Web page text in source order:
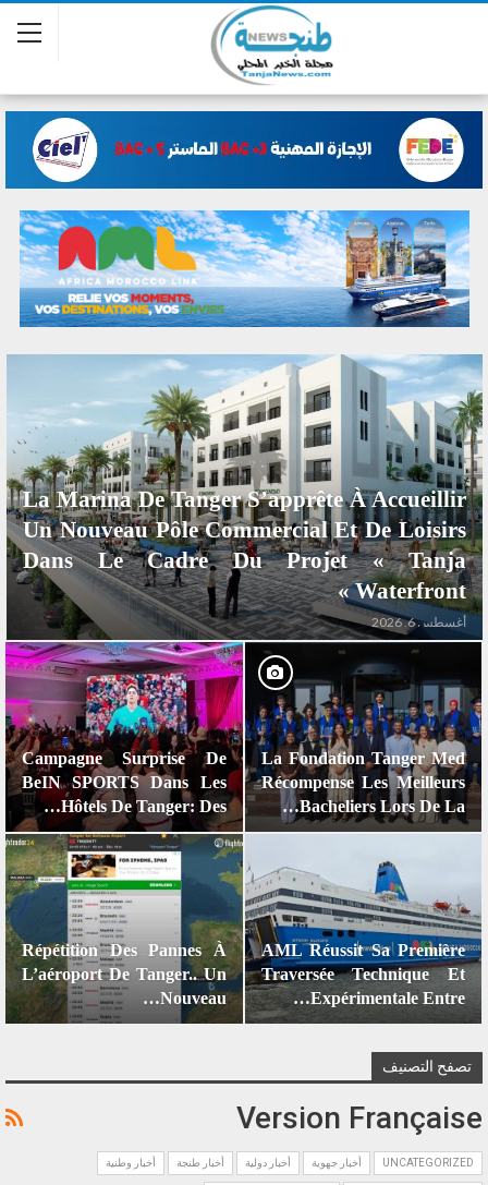
La Marina De Tanger S’apprête À Accueillir
Un Nouveau Pôle Commercial Et De Loisirs
Dans Le Cadre Du Projet « Tanja
Waterfront »
أغسطس 6, 2026
La Fondation Tanger Med
Récompense Les Meilleurs
Bacheliers Lors De La…
Campagne Surprise De
BeIN SPORTS Dans Les
Hôtels De Tanger: Des…
AML Réussit Sa Première
Traversée Technique Et
Expérimentale Entre…
Répétition Des Pannes À
L’aéroport De Tanger.. Un
Nouveau…
تصفح التصنيف
Version Française
UNCATEGORIZED أخبار جهوية أخبار دولية أخبار طنجة أخبار وطنية